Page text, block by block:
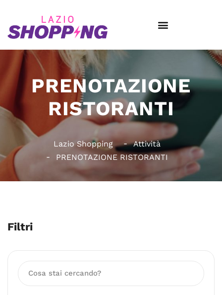
PRENOTAZIONE
RISTORANTI
Lazio Shopping
Attività
PRENOTAZIONE RISTORANTI
Filtri